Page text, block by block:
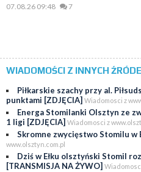
07.08.26 09:48 7
WIADOMOŚCI Z INNYCH
Piłkarskie szachy przy al.
punktami [ZDJĘCIA] Wiadomosci z
Energa Stomilanki Olsztyn ze
1 ligi [ZDJĘCIA] Wiadomosci z
Skromne zwycięstwo Stomilu w
www.olsztyn.com.pl
Dziś w Ełku olsztyński Stomil
[TRANSMISJA NA ŻYWO]